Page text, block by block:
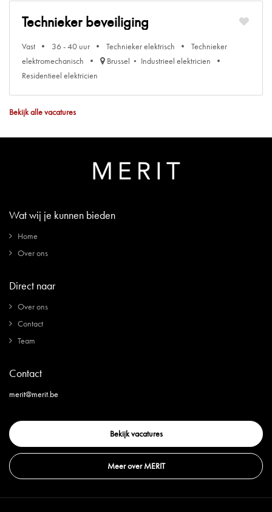
Technieker beveiliging
Vast 36 - 40 uur Technieker elektrisch
Technieker
elektromechanisch
Brussel
Industrieel elektricien
Residentieel elektricien
Bekijk alle vacatures
Wat wij je kunnen bieden
Home
Over ons
Direct naar
Over ons
Contact
Team
Contact
merit@merit.be
Bekijk vacatures
Meer over MERIT